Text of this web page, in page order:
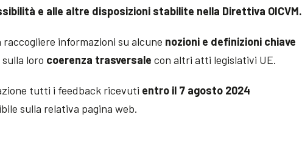
e alle altre disposizioni stabilite nella Direttiva OICVM.
informazioni su alcune nozioni e definizioni chiave
sulla loro coerenza trasversale con altri atti legislativi UE.
tutti i feedback ricevuti entro il 7 agosto 2024
sulla relativa pagina web.